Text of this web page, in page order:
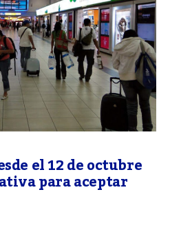
el 12 de octubre
para aceptar